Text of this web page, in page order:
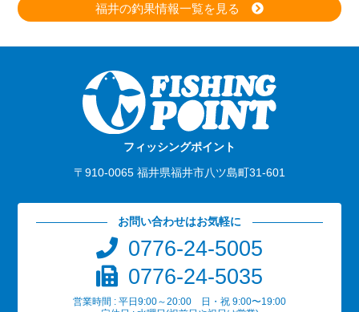
福井の釣果情報一覧を見る
フィッシングポイント
〒910-0065 福井県福井市八ツ島町31-601
お問い合わせはお気軽に
0776-24-5005
0776-24-5035
営業時間 : 平日9:00～20:00 日・祝 9:00〜19:00